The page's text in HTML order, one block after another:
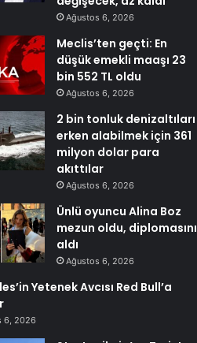
Ağustos 6, 2026
Meclis’ten geçti: En
düşük emekli maaşı 23
bin 552 TL oldu
Ağustos 6, 2026
2 bin tonluk denizaltıları
erken alabilmek için 361
milyon dolar para
akıttılar
Ağustos 6, 2026
Ünlü oyuncu Alina Boz
mezun oldu, diplomasını
aldı
Ağustos 6, 2026
Yetenek Avcısı Red Bull’a
6, 2026